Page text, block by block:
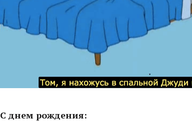
С днем рождения: